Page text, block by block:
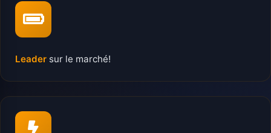
Leader sur le marché!